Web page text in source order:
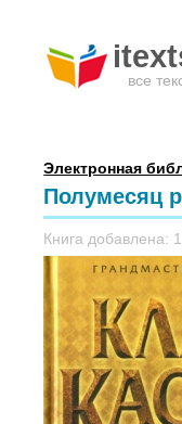
все
Электронная
Полумесяц
Книга добавлена: